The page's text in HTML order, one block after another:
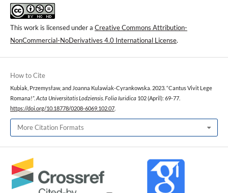
This work is licensed under a Creative Commons Attribution-
NonCommercial-NoDerivatives 4.0 International License.
How to Cite
Kubiak, Przemysław, and Joanna Kulawiak-Cyrankowska. 2023. “Cantus Vivit Lege
Romana!”. Acta Universitatis Lodziensis. Folia Iuridica 102 (April): 69-77.
https://doi.org/10.18778/0208-6069.102.07
More Citation Formats